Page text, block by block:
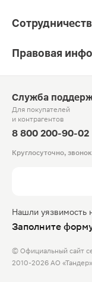
Правовая
Служба
Для покупателей
и контрагентов
8 800 200-90-02
Круглосуточно,
Нашли уязвимость
Заполните
© Официальный сайт
2010-2026 АО «Тандер»